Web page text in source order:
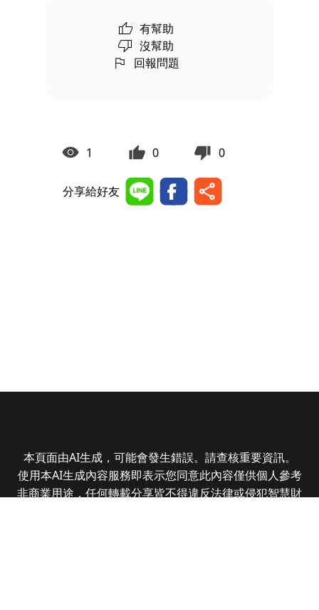
有幫助
沒幫助
回報問題
1 0 0
分享給好友
本頁面由AI生成，可能會發生錯誤。請查核重要資訊。
使用本AI生成內容服務即表示您同意此內容僅供個人參考
非商業用途，任何轉載分享皆不得違反法律或侵犯智慧財